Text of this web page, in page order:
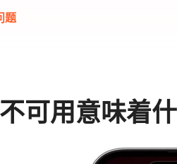
题
可用意味着